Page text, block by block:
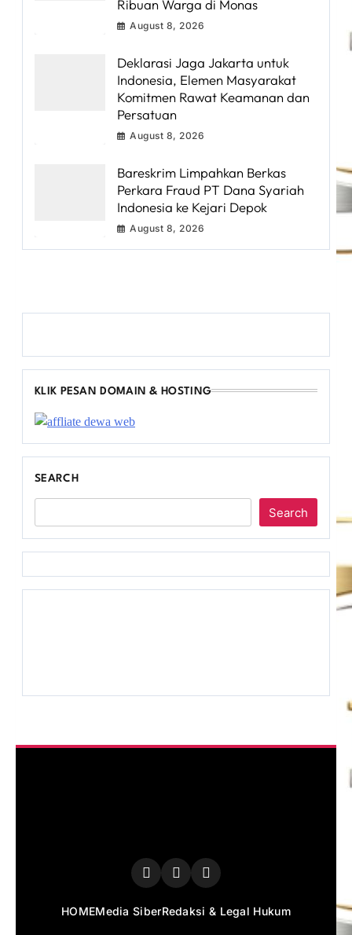
Ribuan Warga di Monas
August 8, 2026
Deklarasi Jaga Jakarta untuk
Indonesia, Elemen Masyarakat
Komitmen Rawat Keamanan dan
Persatuan
August 8, 2026
Bareskrim Limpahkan Berkas
Perkara Fraud PT Dana Syariah
Indonesia ke Kejari Depok
August 8, 2026
KLIK PESAN DOMAIN & HOSTING
SEARCH
Search
HOMEMedia SiberRedaksi & Legal Hukum